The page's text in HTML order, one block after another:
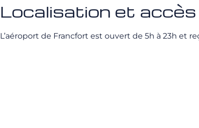
Localisation et
L’aéroport de Francfort est ouvert de 5h à 23h et